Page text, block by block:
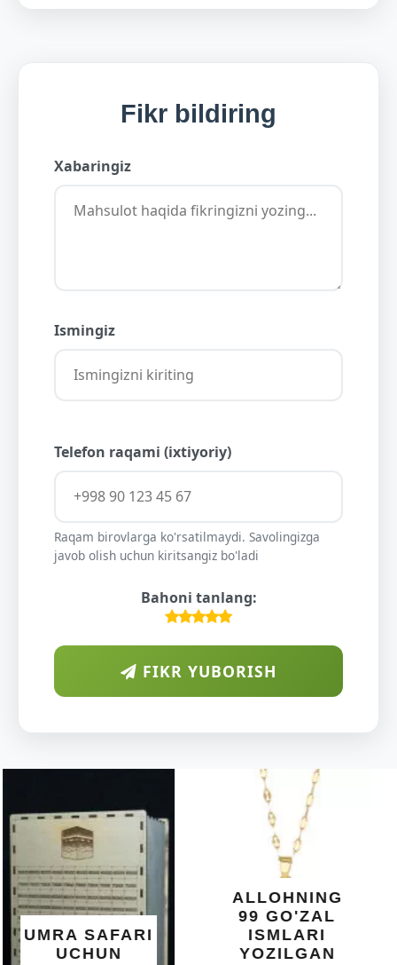
Fikr bildiring
Xabaringiz
Ismingiz
Telefon raqami (ixtiyoriy)
Raqam birovlarga ko'rsatilmaydi. Savolingizga
javob olish uchun kiritsangiz bo'ladi
Bahoni tanlang:
FIKR YUBORISH
ALLOHNING
99 GO'ZAL
ISMLARI
YOZILGAN
DIYORIDA
O'SUVCHI
KUNDUR
DARAXTINING
SHIFOBAXSH
YELIMI: AQL,
XOTIRA VA
UMUMIY
SALOMATLIK
UCHUN
BEBAHO